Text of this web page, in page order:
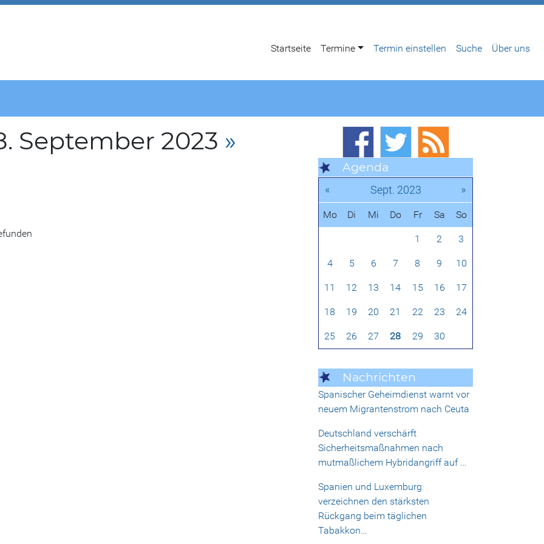
Startseite Termine Termin einstellen Suche Über uns
September 2023 »
Agenda
« Sept. 2023 »
Mo Di Mi Do Fr Sa So
1 2 3
4 5 6 7 8 9 10
11 12 13 14 15 16 17
18 19 20 21 22 23 24
25 26 27 28 29 30
Nachrichten
Spanischer Geheimdienst warnt vor
neuem Migrantenstrom nach Ceuta
Deutschland verschärft
Sicherheitsmaßnahmen nach
mutmaßlichem Hybridangriff auf …
Spanien und Luxemburg
verzeichnen den stärksten
Rückgang beim täglichen
Tabakkon…